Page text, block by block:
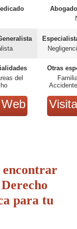
del
Otras
encontrar
para tu